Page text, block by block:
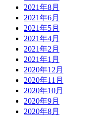
2021年8月
2021年6月
2021年5月
2021年4月
2021年2月
2021年1月
2020年12月
2020年11月
2020年10月
2020年9月
2020年8月